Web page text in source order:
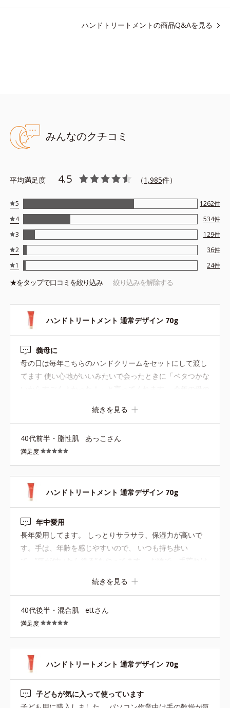
ハンドトリートメントの商品Q&Aを見る
みんなのクチコミ
平均満足度 4.5 （1,985件）
5 1262件
4
534件
3
129件
2
36件
1
24件
★をタップで口コミを絞り込み 絞り込みを解除する
ハンドトリートメント 通常デザイン 70g
義母に
母の日は毎年こちらのハンドクリームをセットにして渡し
てます 使い心地がいいみたいで会ったときに「ベタつかな
続きを見る
40代前半・脂性肌 あっこさん
満足度
ハンドトリートメント 通常デザイン 70g
年中愛用
長年愛用してます。 しっとりサラサラ、保湿力が高いで
す。手は、年齢を感じやすいので、 いつも持ち歩い
続きを見る
40代後半・混合肌 ettさん
満足度
ハンドトリートメント 通常デザイン 70g
子どもが気に入って使っています